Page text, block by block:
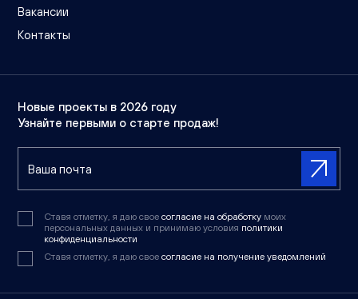
Вакансии
Контакты
Новые проекты в 2026 году
Узнайте первыми о старте продаж!
Ставя отметку, я даю свое согласие на обработку моих
персональных данных и принимаю условия политики
конфиденциальности
Ставя отметку, я даю свое согласие на получение уведомлений